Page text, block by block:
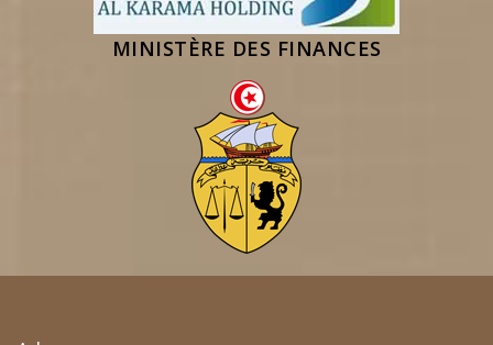
MINISTÈRE DES FINANCES